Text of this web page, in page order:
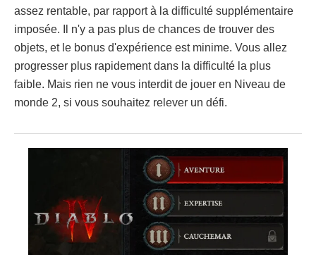
assez rentable, par rapport à la difficulté supplémentaire
imposée. Il n'y a pas plus de chances de trouver des
objets, et le bonus d'expérience est minime. Vous allez
progresser plus rapidement dans la difficulté la plus
faible. Mais rien ne vous interdit de jouer en Niveau de
monde 2, si vous souhaitez relever un défi.